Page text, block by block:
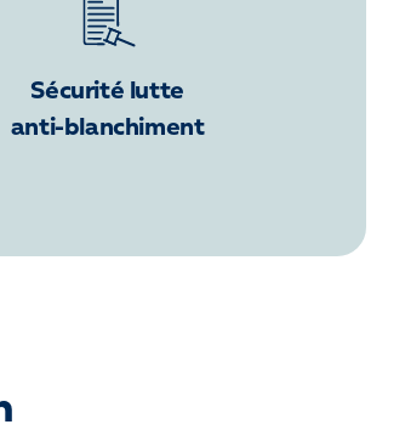
Sécurité lutte
anti-blanchiment